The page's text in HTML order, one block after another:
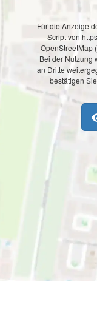
Für die Anzeige
Script von
OpenStreetMap
Bei der Nutzung
an Dritte
bestätigen